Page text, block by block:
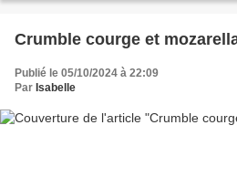
Crumble courge et
Publié le 05/10/2024 à 22:09
Par Isabelle